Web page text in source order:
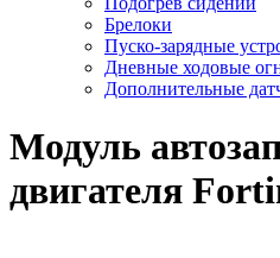
Брелоки
Пуско-зарядные
Дневные ходовые
Дополнительные
Модуль
двигателя